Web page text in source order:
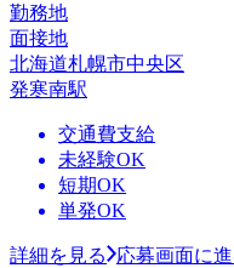
勤務地
面接地
北海道札幌市中央区
発寒南駅
交通費支給
未経験OK
短期OK
単発OK
詳細を見る
応募画面に